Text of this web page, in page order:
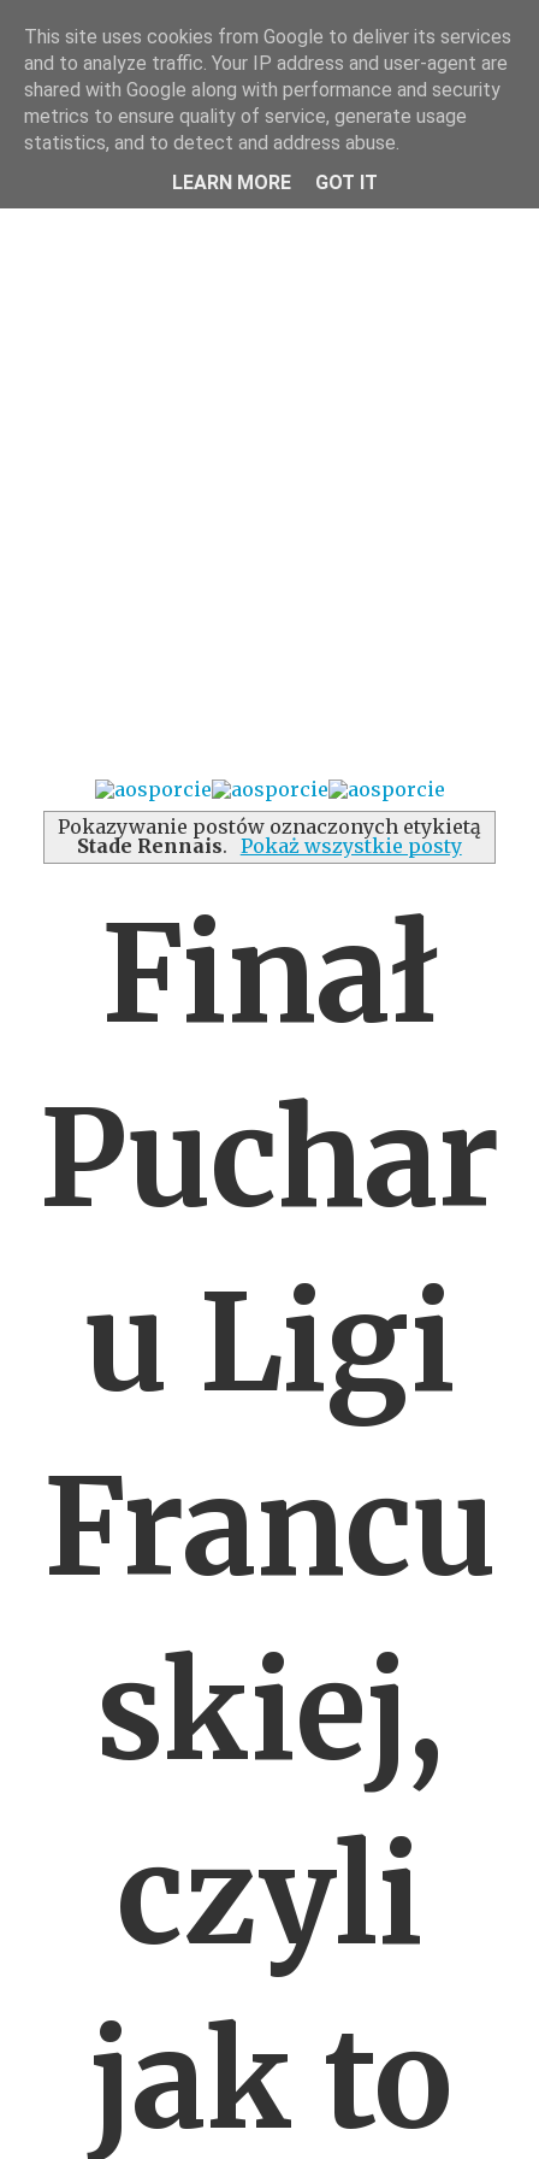
Menu
Pokazywanie postów oznaczonych etykietą
Stade Rennais. Pokaż wszystkie posty
Finał
Puchar
u Ligi
Francu
skiej,
czyli
jak to
This site uses cookies from Google to deliver its services
and to analyze traffic. Your IP address and user-agent are
shared with Google along with performance and security
metrics to ensure quality of service, generate usage
statistics, and to detect and address abuse.
LEARN MORE
GOT IT